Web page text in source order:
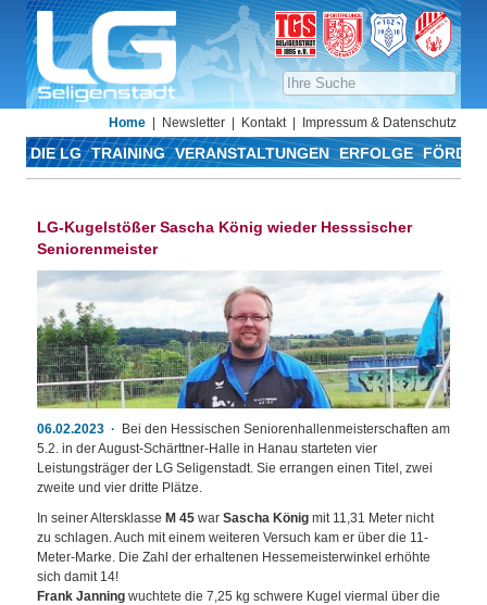
Home Newsletter Kontakt Impressum & Datenschutz
DIE LG TRAINING VERANSTALTUNGEN ERFOLGE
LG-Kugelstößer Sascha König wieder Hesssischer
Seniorenmeister
06.02.2023
Bei den Hessischen Seniorenhallenmeisterschaften am
5.2. in der August-Schärttner-Halle in Hanau starteten vier
Leistungsträger der LG Seligenstadt. Sie errangen einen Titel, zwei
zweite und vier dritte Plätze.
In seiner Altersklasse M 45 war Sascha König mit 11,31 Meter nicht
zu schlagen. Auch mit einem weiteren Versuch kam er über die 11-
Meter-Marke. Die Zahl der erhaltenen Hessemeisterwinkel erhöhte
sich damit 14!
Frank Janning wuchtete die 7,25 kg schwere Kugel viermal über die